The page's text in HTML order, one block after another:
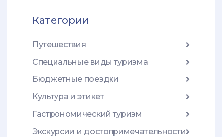
Категории
Путешествия
Специальные виды туризма
Бюджетные поездки
Культура и этикет
Гастрономический туризм
Экскурсии и достопримечательности